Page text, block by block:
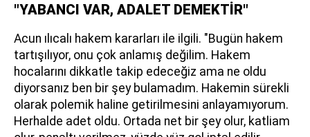
"YABANCI VAR, ADALET DEMEKTİR"
Acun ılıcalı hakem kararları ile ilgili. "Bugün hakem
tartışılıyor, onu çok anlamış değilim. Hakem
hocalarını dikkatle takip edeceğiz ama ne oldu
diyorsanız ben bir şey bulamadım. Hakemin sürekli
olarak polemik haline getirilmesini anlayamıyorum.
Herhalde adet oldu. Ortada net bir şey olur, katliam